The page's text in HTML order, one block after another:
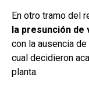
En otro tramo del
la presunción de
con la ausencia
cual decidieron
planta.